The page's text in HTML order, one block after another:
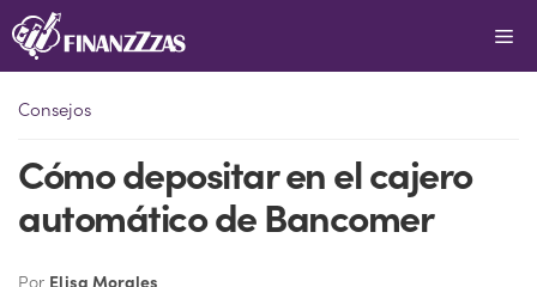
Saltar
al
Consejos
Cómo depositar en el cajero
automático de Bancomer
Por Elisa Morales